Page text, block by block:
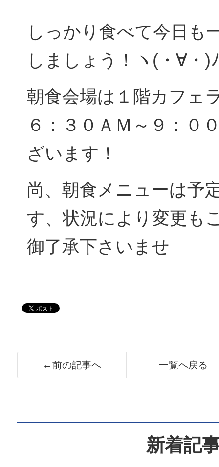
しっかり食べて今日も
しましょう！ヽ(・∀・)ﾉ
朝食会場は１階カフェ
６：３０ＡＭ～９：０
ざいます！
尚、朝食メニューは予
す、状況により変更も
御了承下さいませ
←前の記事へ 一覧へ戻る
新着記